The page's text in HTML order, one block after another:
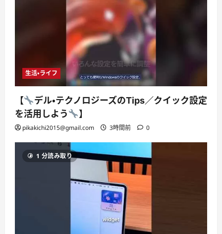
生活・ライフ
【
デル・テクノロジーズのTips／クイック設定
を活用しよう
】
pikakichi2015@gmail.com 3時間前 0
1 分読み取り